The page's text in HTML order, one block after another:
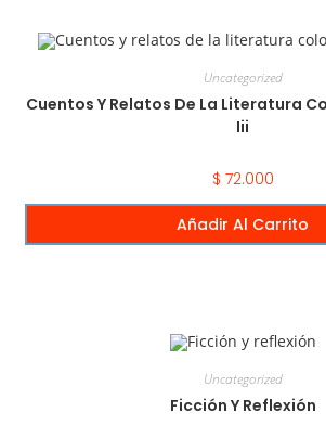
Uncategorized
Cuentos Y Relatos De La Literatura
Iii
$ 72.000
Añadir Al Carrito
Uncategorized
Ficción Y Reflexión